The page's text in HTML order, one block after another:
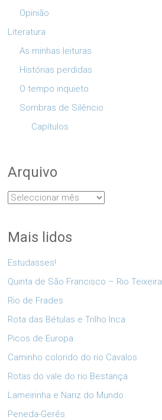
Opinião
Literatura
As minhas leituras
Histórias perdidas
O tempo inquieto
Sombras de Silêncio
Capítulos
Arquivo
Arquivo
Mais lidos
Estudasses!
Quinta de São Francisco – Rio Teixeira
Rio de Frades
Rota das Bétulas e Trilho Inca
Picos de Europa
Caminho colorido do rio Cavalos
Rotas do vale do rio Bestança
Lameirinha e Nariz do Mundo
Peneda-Gerês